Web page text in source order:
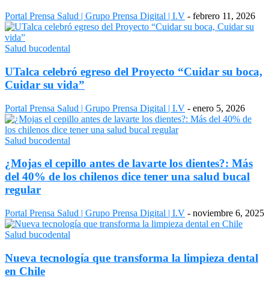
Portal Prensa Salud | Grupo Prensa Digital | I.V - febrero 11, 2026
Salud bucodental
UTalca celebró egreso del Proyecto “Cuidar su boca,
Cuidar su vida”
Portal Prensa Salud | Grupo Prensa Digital | I.V - enero 5, 2026
Salud bucodental
¿Mojas el cepillo antes de lavarte los dientes?: Más
del 40% de los chilenos dice tener una salud bucal
regular
Portal Prensa Salud | Grupo Prensa Digital | I.V - noviembre 6, 2025
Salud bucodental
Nueva tecnología que transforma la limpieza dental
en Chile